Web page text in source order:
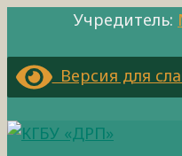
Учредитель:
Версия для